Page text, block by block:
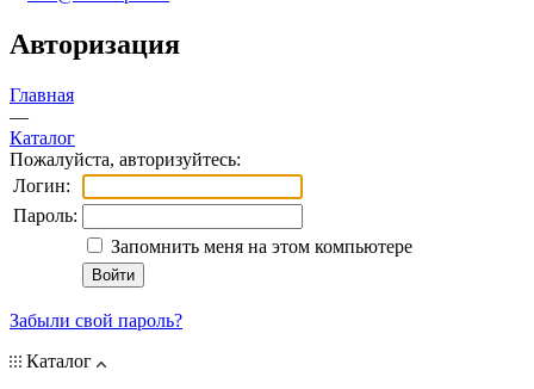
Авторизация
Главная
—
Каталог
Пожалуйста, авторизуйтесь:
Логин:
Пароль:
Запомнить меня на этом компьютере
Забыли свой пароль?
Каталог